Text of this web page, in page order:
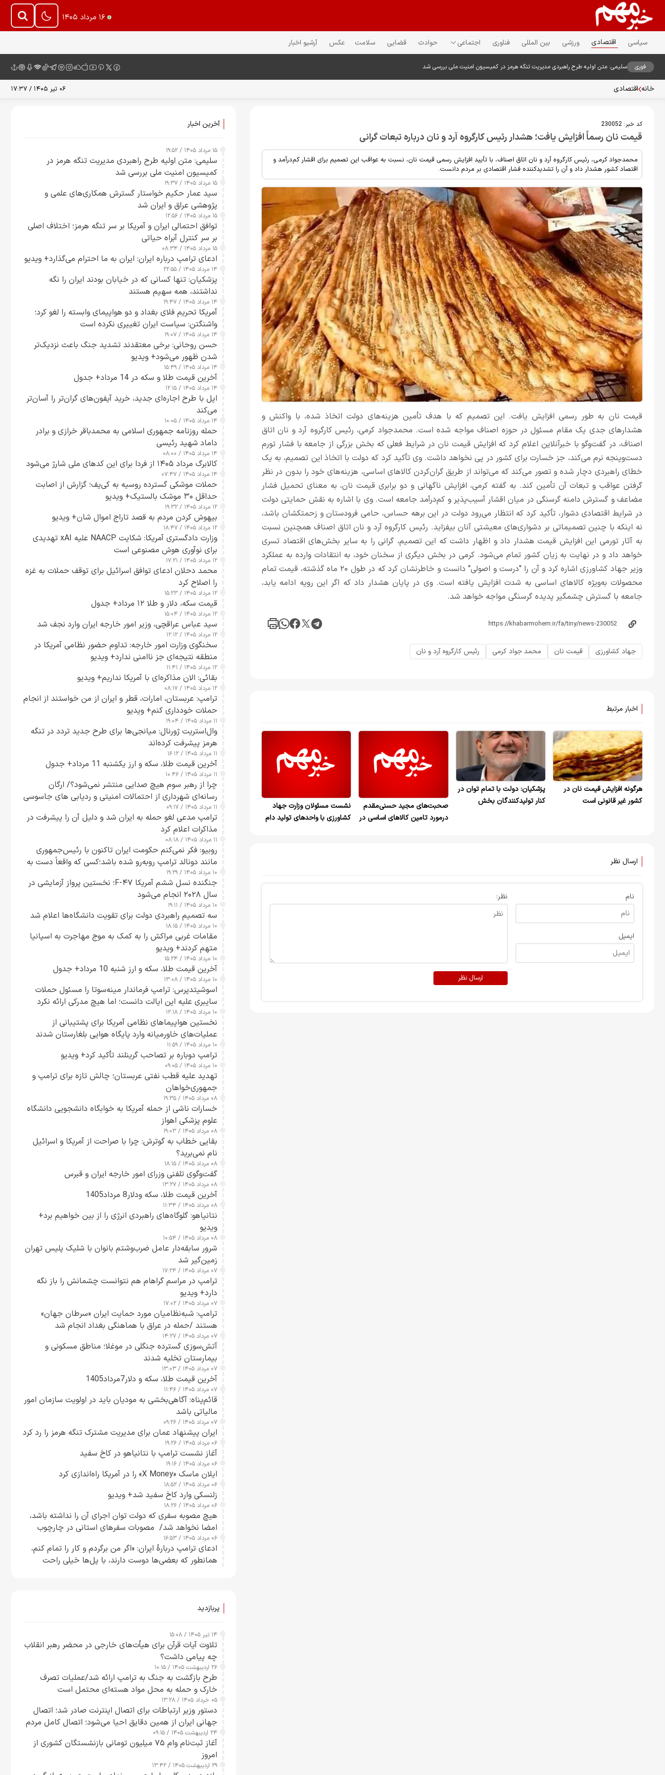
۱۶ مرداد ۱۴۰۵
سیاسی اقتصادی ورزشی بین المللی فناوری اجتماعی حوادث قضایی سلامت عکس آرشیو اخبار
فوری سلیمی: متن اولیه طرح راهبردی مدیریت تنگه هرمز در کمیسیون امنیت ملی بررسی شد
خانه اقتصادی ۰۶ تیر ۱۴۰۵ / ۱۷:۳۷
کد خبر: 230052
قیمت نان رسماً افزایش یافت؛ هشدار رئیس کارگروه آرد و نان درباره تبعات گرانی
محمدجواد کرمی، رئیس کارگروه آرد و نان اتاق اصناف، با تأیید افزایش رسمی قیمت نان، نسبت به عواقب این تصمیم برای اقشار کم‌درآمد و
اقتصاد کشور هشدار داد و آن را تشدیدکننده فشار اقتصادی بر مردم دانست.
قیمت نان به طور رسمی افزایش یافت. این تصمیم که با هدف تأمین هزینه‌های دولت اتخاذ شده، با واکنش و
هشدارهای جدی یک مقام مسئول در حوزه اصناف مواجه شده است. محمدجواد کرمی، رئیس کارگروه آرد و نان اتاق
اصناف، در گفت‌وگو با خبرآنلاین اعلام کرد که افزایش قیمت نان در شرایط فعلی که بخش بزرگی از جامعه با فشار تورم
دست‌وپنجه نرم می‌کند، جز خسارت برای کشور در پی نخواهد داشت. وی تأکید کرد که دولت با اتخاذ این تصمیم، به یک
خطای راهبردی دچار شده و تصور می‌کند که می‌تواند از طریق گران‌کردن کالاهای اساسی، هزینه‌های خود را بدون در نظر
گرفتن عواقب و تبعات آن تأمین کند. به گفته کرمی، افزایش ناگهانی و دو برابری قیمت نان، به معنای تحمیل فشار
مضاعف و گسترش دامنه گرسنگی در میان اقشار آسیب‌پذیر و کم‌درآمد جامعه است. وی با اشاره به نقش حمایتی دولت
در شرایط اقتصادی دشوار، تأکید کرد که انتظار می‌رود دولت در این برهه حساس، حامی فرودستان و زحمتکشان باشد،
نه اینکه با چنین تصمیماتی بر دشواری‌های معیشتی آنان بیفزاید. رئیس کارگروه آرد و نان اتاق اصناف همچنین نسبت
به آثار تورمی این افزایش قیمت هشدار داد و اظهار داشت که این تصمیم، گرانی را به سایر بخش‌های اقتصاد تسری
خواهد داد و در نهایت به زیان کشور تمام می‌شود. کرمی در بخش دیگری از سخنان خود، به انتقادات وارده به عملکرد
وزیر جهاد کشاورزی اشاره کرد و آن را "درست و اصولی" دانست و خاطرنشان کرد که در طول ۲۰ ماه گذشته، قیمت تمام
محصولات به‌ویژه کالاهای اساسی به شدت افزایش یافته است. وی در پایان هشدار داد که اگر این رویه ادامه یابد،
جامعه با گسترش چشمگیر پدیده گرسنگی مواجه خواهد شد.
جهاد کشاورزی قیمت نان محمد جواد کرمی رئیس کارگروه آرد و نان
اخبار مرتبط
هرگونه افزایش قیمت نان در
کشور غیر قانونی است
پزشکیان: دولت با تمام توان در
کنار تولیدکنندگان بخش
صحبت‌های مجید حسنی‌مقدم
درمورد تامین کالاهای اساسی در
نشست مسئولان وزارت جهاد
کشاورزی با واحدهای تولید دام
ارسال نظر
نام
ایمیل
نظر:
ارسال نظر
آخرین اخبار
۱۵ مرداد ۱۴۰۵ / ۱۹:۵۲
سلیمی: متن اولیه طرح راهبردی مدیریت تنگه هرمز در
کمیسیون امنیت ملی بررسی شد
۱۵ مرداد ۱۴۰۵ / ۱۹:۳۷
سید عمار حکیم خواستار گسترش همکاری‌های علمی و
پژوهشی عراق و ایران شد
۱۵ مرداد ۱۴۰۵ / ۱۲:۵۶
توافق احتمالی ایران و آمریکا بر سر تنگه هرمز؛ اختلاف اصلی
بر سر کنترل آبراه حیاتی
۱۵ مرداد ۱۴۰۵ / ۰۸:۳۴
ادعای ترامپ درباره ایران: ایران به ما احترام می‌گذارد+ ویدیو
۱۴ مرداد ۱۴۰۵ / ۲۲:۵۵
پزشکیان: تنها کسانی که در خیابان بودند ایران را نگه
نداشتند، همه سهیم هستند
۱۴ مرداد ۱۴۰۵ / ۱۹:۴۷
آمریکا تحریم فلای بغداد و دو هواپیمای وابسته را لغو کرد؛
واشنگتن: سیاست ایران تغییری نکرده است
۱۴ مرداد ۱۴۰۵ / ۱۹:۰۷
حسن روحانی: برخی معتقدند تشدید جنگ باعث نزدیک‌تر
شدن ظهور می‌شود+ ویدیو
۱۴ مرداد ۱۴۰۵ / ۱۵:۴۹
آخرین قیمت طلا و سکه در 14 مرداد+ جدول
۱۴ مرداد ۱۴۰۵ / ۱۲:۱۵
اپل با طرح اجاره‌ای جدید، خرید آیفون‌های گران‌تر را آسان‌تر
می‌کند
۱۴ مرداد ۱۴۰۵ / ۱۰:۰۵
حمله روزنامه جمهوری اسلامی به محمدباقر خرازی و برادر
داماد شهید رئیسی
۱۴ مرداد ۱۴۰۵ / ۰۸:۰۰
کالابرگ مرداد ۱۴۰۵ از فردا برای این کدهای ملی شارژ می‌شود
۱۴ مرداد ۱۴۰۵ / ۰۷:۴۷
حملات موشکی گسترده روسیه به کی‌یف؛ گزارش از اصابت
حداقل ۳۰ موشک بالستیک+ ویدیو
۱۲ مرداد ۱۴۰۵ / ۱۹:۳۲
بیهوش کردن مردم به قصد تاراج اموال شان+ ویدیو
۱۲ مرداد ۱۴۰۵ / ۱۸:۴۷
وزارت دادگستری آمریکا: شکایت NAACP علیه xAI تهدیدی
برای نوآوری هوش مصنوعی است
۱۲ مرداد ۱۴۰۵ / ۱۷:۲۱
محمد دحلان ادعای توافق اسرائیل برای توقف حملات به غزه
را اصلاح کرد
۱۲ مرداد ۱۴۰۵ / ۱۵:۲۳
قیمت سکه، دلار و طلا ۱۲ مرداد+ جدول
۱۲ مرداد ۱۴۰۵ / ۱۵:۰۴
سید عباس عراقچی، وزیر امور خارجه ایران وارد نجف شد
۱۲ مرداد ۱۴۰۵ / ۱۲:۱۲
سخنگوی وزارت امور خارجه: تداوم حضور نظامی آمریکا در
منطقه نتیجه‌ای جز ناامنی ندارد+ ویدیو
۱۲ مرداد ۱۴۰۵ / ۱۱:۴۱
بقائی: الان مذاکره‌ای با آمریکا نداریم+ ویدیو
۱۲ مرداد ۱۴۰۵ / ۰۸:۱۷
ترامپ: عربستان، امارات، قطر و ایران از من خواستند از انجام
حملات خودداری کنم+ ویدیو
۱۱ مرداد ۱۴۰۵ / ۱۹:۰۴
وال‌استریت ژورنال: میانجی‌ها برای طرح جدید تردد در تنگه
هرمز پیشرفت کرده‌اند
۱۱ مرداد ۱۴۰۵ / ۱۶:۱۲
آخرین قیمت طلا، سکه و ارز یکشنبه 11 مرداد+ جدول
۱۱ مرداد ۱۴۰۵ / ۱۰:۴۶
چرا از رهبر سوم هیچ صدایی منتشر نمی‌شود؟/ ارگان
رسانه‌ای شهرداری از احتمالات امنیتی و ردیابی های جاسوسی
گفت
۱۱ مرداد ۱۴۰۵ / ۰۹:۱۷
ترامپ مدعی لغو حمله به ایران شد و دلیل آن را پیشرفت در
مذاکرات اعلام کرد
۱۱ مرداد ۱۴۰۵ / ۰۸:۱۸
روبیو: فکر نمی‌کنم حکومت ایران تاکنون با رئیس‌جمهوری
مانند دونالد ترامپ روبه‌رو شده باشد؛کسی که واقعاً دست به
اقدام می‌زند
۱۰ مرداد ۱۴۰۵ / ۱۹:۲۹
جنگنده نسل ششم آمریکا F-۴۷؛ نخستین پرواز آزمایشی در
سال ۲۰۲۸ انجام می‌شود
۱۰ مرداد ۱۴۰۵ / ۱۹:۱۱
سه تصمیم راهبردی دولت برای تقویت دانشگاه‌ها اعلام شد
۱۰ مرداد ۱۴۰۵ / ۱۸:۱۵
مقامات غربی مراکش را به کمک به موج مهاجرت به اسپانیا
متهم کردند+ ویدیو
۱۰ مرداد ۱۴۰۵ / ۱۵:۲۴
آخرین قیمت طلا، سکه و ارز شنبه 10 مرداد+ جدول
۱۰ مرداد ۱۴۰۵ / ۱۳:۰۸
اسوشیتدپرس: ترامپ فرماندار مینه‌سوتا را مسئول حملات
سایبری علیه این ایالت دانست؛ اما هیچ مدرکی ارائه نکرد
۱۰ مرداد ۱۴۰۵ / ۱۲:۱۸
نخستین هواپیماهای نظامی آمریکا برای پشتیبانی از
عملیات‌های خاورمیانه وارد پایگاه هوایی بلغارستان شدند
۱۰ مرداد ۱۴۰۵ / ۱۱:۵۹
ترامپ دوباره بر تصاحب گرینلند تأکید کرد+ ویدیو
۱۰ مرداد ۱۴۰۵ / ۰۹:۰۵
تهدید علیه قطب نفتی عربستان؛ چالش تازه برای ترامپ و
جمهوری‌خواهان
۰۸ مرداد ۱۴۰۵ / ۱۹:۳۵
خسارات ناشی از حمله آمریکا به خوابگاه دانشجویی دانشگاه
علوم پزشکی اهواز
۰۸ مرداد ۱۴۰۵ / ۱۹:۰۳
بقایی خطاب به گوترش: چرا با صراحت از آمریکا و اسرائیل
نام نمی‌برید؟
۰۸ مرداد ۱۴۰۵ / ۱۸:۱۵
گفت‌وگوی تلفنی وزرای امور خارجه ایران و قبرس
۰۸ مرداد ۱۴۰۵ / ۱۳:۲۷
آخرین قیمت طلا، سکه ودلار8 مرداد1405
۰۸ مرداد ۱۴۰۵ / ۱۱:۳۴
نتانیاهو: گلوگاه‌های راهبردی انرژی را از بین خواهیم برد+
ویدیو
۰۸ مرداد ۱۴۰۵ / ۱۰:۵۴
شرور سابقه‌دار عامل ضرب‌وشتم بانوان با شلیک پلیس تهران
زمین‌گیر شد
۰۷ مرداد ۱۴۰۵ / ۱۷:۲۴
ترامپ در مراسم گراهام هم نتوانست چشمانش را باز نگه
دارد+ ویدیو
۰۷ مرداد ۱۴۰۵ / ۱۷:۰۲
ترامپ: شبه‌نظامیان مورد حمایت ایران «سرطان جهان»
هستند /حمله در عراق با هماهنگی بغداد انجام شد
۰۷ مرداد ۱۴۰۵ / ۱۴:۲۷
آتش‌سوزی گسترده جنگلی در موغلا؛ مناطق مسکونی و
بیمارستان تخلیه شدند
۰۷ مرداد ۱۴۰۵ / ۱۳:۰۳
آخرین قیمت طلا، سکه و دلار7مرداد1405
۰۷ مرداد ۱۴۰۵ / ۱۱:۴۶
قائم‌پناه: آگاهی‌بخشی به مودیان باید در اولویت سازمان امور
مالیاتی باشد
۰۷ مرداد ۱۴۰۵ / ۰۹:۲۶
ایران پیشنهاد عمان برای مدیریت مشترک تنگه هرمز را رد کرد
۰۶ مرداد ۱۴۰۵ / ۱۹:۲۶
آغاز نشست ترامپ با نتانیاهو در کاخ سفید
۰۶ مرداد ۱۴۰۵ / ۱۹:۱۶
ایلان ماسک «X Money» را در آمریکا راه‌اندازی کرد
۰۶ مرداد ۱۴۰۵ / ۱۸:۵۲
زلنسکی وارد کاخ سفید شد+ ویدیو
۰۶ مرداد ۱۴۰۵ / ۱۸:۲۶
هیچ مصوبه سفری که دولت توان اجرای آن را نداشته باشد،
امضا نخواهد شد/ مصوبات سفرهای استانی در چارچوب
قانون بودجه است+ عکس
۰۶ مرداد ۱۴۰۵ / ۱۶:۵۳
ادعای ترامپ دربارهٔ ایران: «اگر من برگردم و کار را تمام کنم،
همانطور که بعضی‌ها دوست دارند، با پل‌ها خیلی راحت
پربازدید
۱۴ تیر ۱۴۰۵ / ۱۵:۰۸
تلاوت آیات قرآن برای هیأت‌های خارجی در محضر رهبر انقلاب
چه پیامی داشت؟
۲۶ اردیبهشت ۱۴۰۵ / ۱۰:۱۵
طرح‌ بازگشت به جنگ به ترامپ ارائه شد/عملیات تصرف
خارک و حمله به محل مواد هسته‌ای محتمل است
۰۵ خرداد ۱۴۰۵ / ۱۳:۲۸
دستور وزیر ارتباطات برای اتصال اینترنت صادر شد؛ اتصال
جهانی ایران از همین دقایق احیا می‌شود؛ اتصال کامل مردم
تا ۲۴ ساعت آینده
۲۴ اردیبهشت ۱۴۰۵ / ۰۹:۱۵
آغاز ثبت‌نام وام ۷۵ میلیون تومانی بازنشستگان کشوری از
امروز
۲۹ اردیبهشت ۱۴۰۵ / ۱۳:۴۲